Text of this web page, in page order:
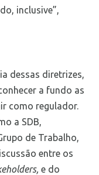
inclusive”,
dessas diretrizes,
a fundo as
como regulador.
a SDB,
de Trabalho,
entre os
e do